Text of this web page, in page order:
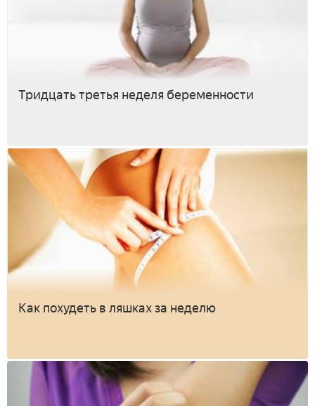
Тридцать третья неделя беременности
Как похудеть в ляшках за неделю